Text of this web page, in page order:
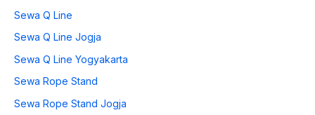
Sewa Q Line
Sewa Q Line Jogja
Sewa Q Line Yogyakarta
Sewa Rope Stand
Sewa Rope Stand Jogja